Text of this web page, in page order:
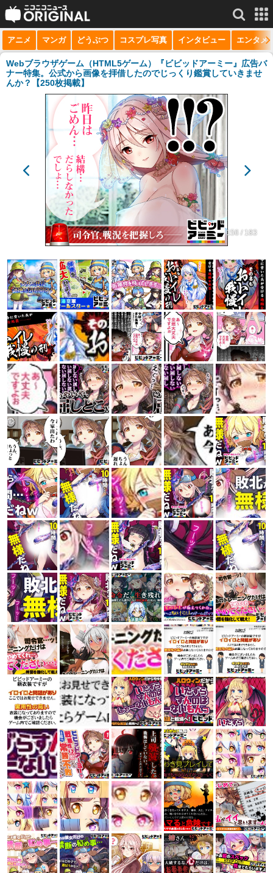
サービス一覧 もっと見る
niconico
動画
ニュース
チャンネル
ニコニコQ
アニメ マンガ どうぶつ コスプレ写真 インタビュー エンタメ
Webブラウザゲーム（HTML5ゲーム）『ビビッドアーミー』広告バ
ナー特集。公式から画像を拝借したのでじっくり鑑賞していきませ
んか？【250枚掲載】
156 / 183